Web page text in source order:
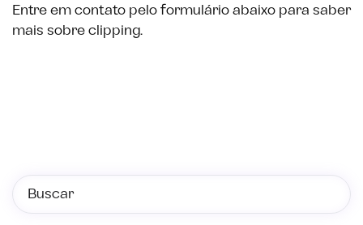
Entre em contato pelo formulário abaixo para saber
mais sobre clipping.